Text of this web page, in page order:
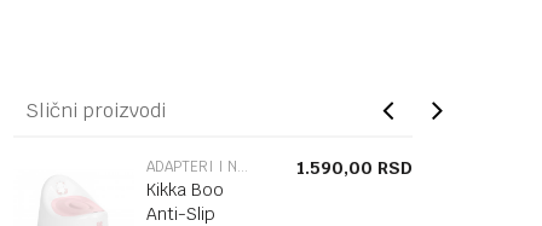
Slični proizvodi
ADAPTERI I NOŠE
Kikka Boo
Anti-Slip
1.590,00 RSD